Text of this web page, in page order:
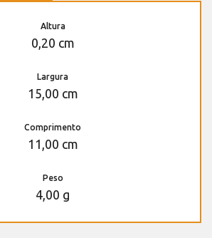
Altura
0,20 cm
Largura
15,00 cm
Comprimento
11,00 cm
Peso
4,00 g